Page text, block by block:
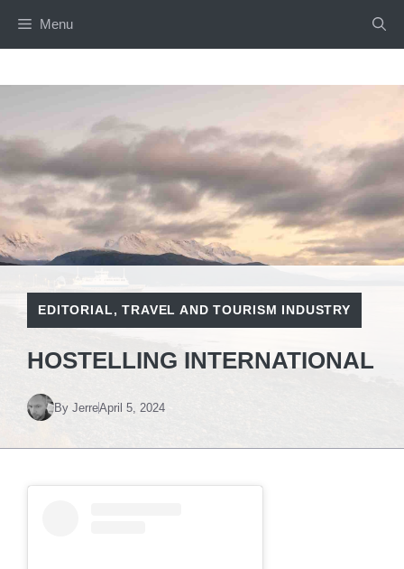
Menu
EDITORIAL,TRAVEL AND TOURISM INDUSTRY
HOSTELLING INTERNATIONAL
By JerreApril 5, 2024